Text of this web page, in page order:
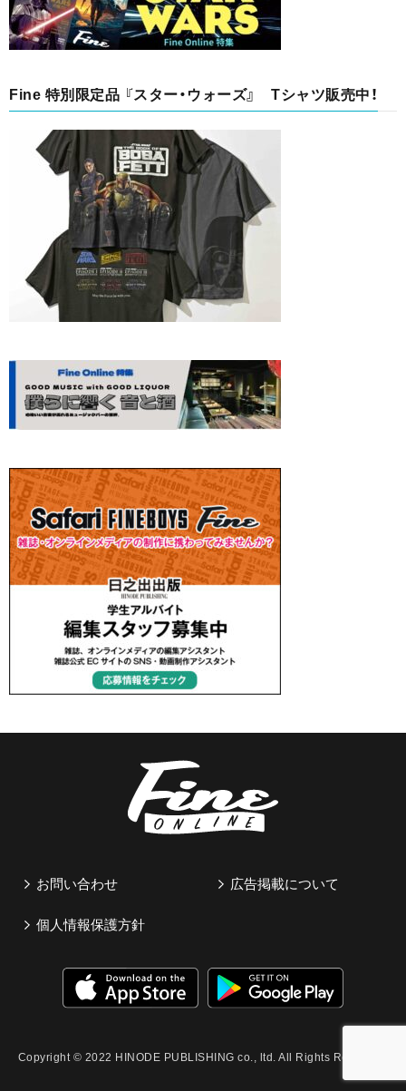
Fine 特別限定品 『スター・ウォーズ』 Tシャツ販売中！
お問い合わせ 広告掲載について
個人情報保護方針
Copyright © 2022 HINODE PUBLISHING co., ltd. All Rights Reserved.